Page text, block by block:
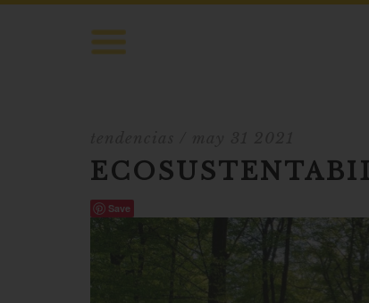
Save